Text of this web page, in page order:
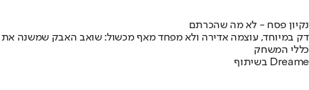
נקיון פסח - לא מה שהכרתם
דק במיוחד, עוצמה אדירה ולא מפחד מאף מכשול: שואב האבק שמשנה את
כללי המשחק
בשיתוף Dreame